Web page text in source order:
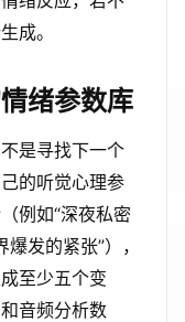
成。
绪参数库
是寻找下一个
的听觉心理参
例如“深夜私密
发的紧张”），
至少五个变
音频分析数